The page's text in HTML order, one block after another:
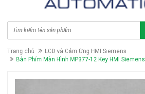
Trang chủ
LCD và Cảm Ứng HMI Siemens
Bàn Phím Màn Hình MP377-12 Key HMI Siemens